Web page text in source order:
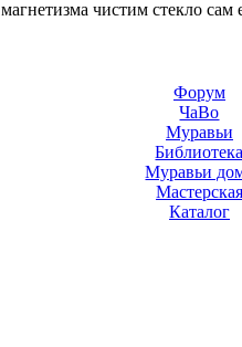
магнетизма чистим стекло
Форум
ЧаВо
Муравьи
Муравьи
Мастерская
Каталог